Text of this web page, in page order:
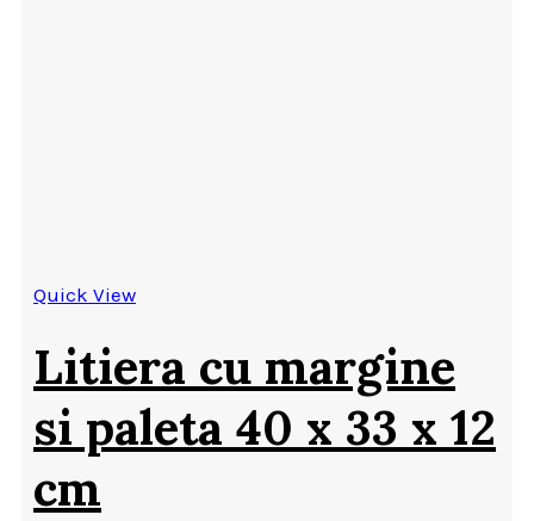
Quick View
Litiera cu margine
si paleta 40 x 33 x 12
cm